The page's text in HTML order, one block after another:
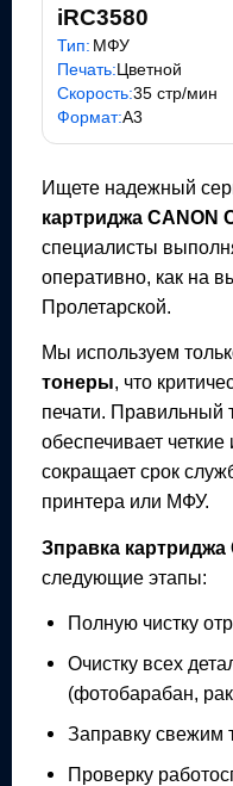
iRC3580
Тип: МФУ
Печать:Цветной
Скорость:35 стр/мин
Формат:A3
Ищете надежный
картриджа CANON
специалисты
оперативно, как на
Пролетарской.
Мы используем
тонеры, что
печати. Правильный
обеспечивает
сокращает срок
принтера или МФУ.
Зправка картриджа
следующие этапы:
Полную чистку
Очистку всех
(фотобарабан,
Заправку свежим
Проверку